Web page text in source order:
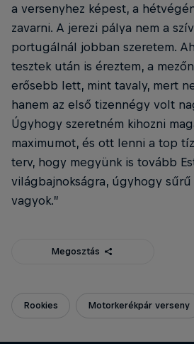
a versenyhez képest, a
zavarni. A jerezi pálya nem a
portugálnál jobban szeretem.
tesztek után is éreztem, a
erősebb lett, mint tavaly, mert
hanem az első tizennégy volt
Úgyhogy szeretném kihozni
maximumot, és ott lenni a top
terv, hogy megyünk is tovább
világbajnokságra, úgyhogy sűrű
vagyok.”
Megosztás
Rookies Motorkerékpár verseny